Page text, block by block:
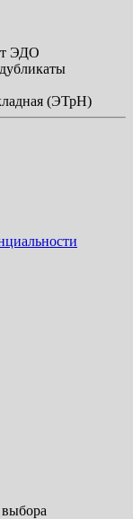
ЭДО
(ЭТрН)